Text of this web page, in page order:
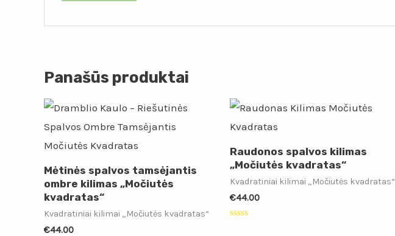
Panašūs produktai
Mėtinės spalvos tamsėjantis
ombre kilimas „Močiutės
kvadratas“
Kvadratiniai kilimai „Močiutės kvadratas“
€44.00
Raudonos spalvos kilimas
„Močiutės kvadratas“
Kvadratiniai kilimai „Močiutės kvadratas“
€44.00